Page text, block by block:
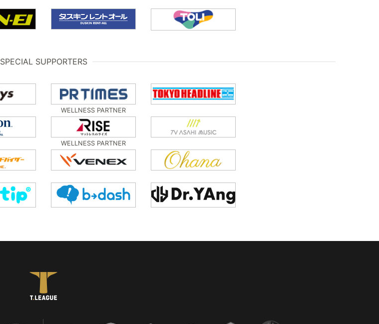
SPECIAL SUPPORTERS
WELLNESS PARTNER
WELLNESS PARTNER